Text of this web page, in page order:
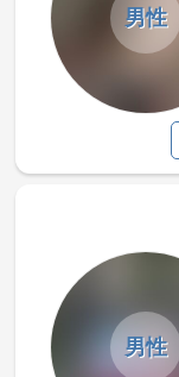
男性
男性